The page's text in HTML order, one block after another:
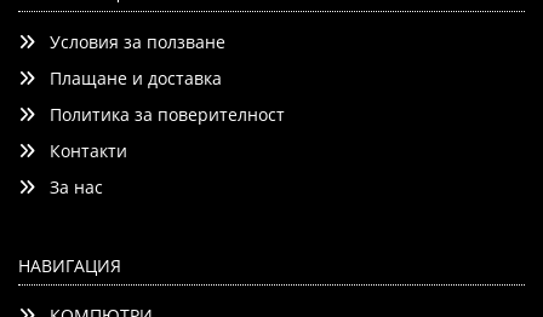
Условия за ползване
Плащане и доставка
Политика за поверителност
Контакти
За нас
НАВИГАЦИЯ